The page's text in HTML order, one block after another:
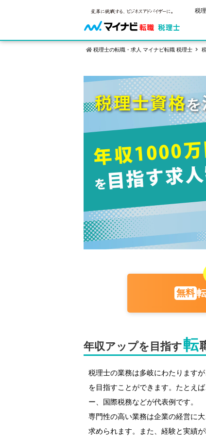
税
年齢別
はじめ
2回目以
受験資
試験科
税理士
保有
税理士
税理士
税理士の転職・求人 マイナビ転職 税理士
年収アップを目指す転
税理士の業務は多岐にわたります
を目指すことができます。たとえ
ー、国際税務などが代表例です。
専門性の高い業務は企業の経営に
求められます。また、経験と実績